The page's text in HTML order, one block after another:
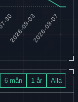
6 mån 1 år Alla